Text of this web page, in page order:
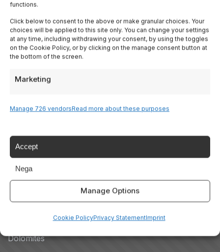
functions.
Click below to consent to the above or make granular choices. Your
choices will be applied to this site only. You can change your settings
at any time, including withdrawing your consent, by using the toggles
on the Cookie Policy, or by clicking on the manage consent button at
the bottom of the screen.
Marketing
Manage 726 vendorsRead more about these purposes
Accept
Nega
Manage Options
Cookie PolicyPrivacy StatementImprint
Lombardy
Trentino
Piedmont
Tutte le Regioni →
Destinazioni
Dolomites